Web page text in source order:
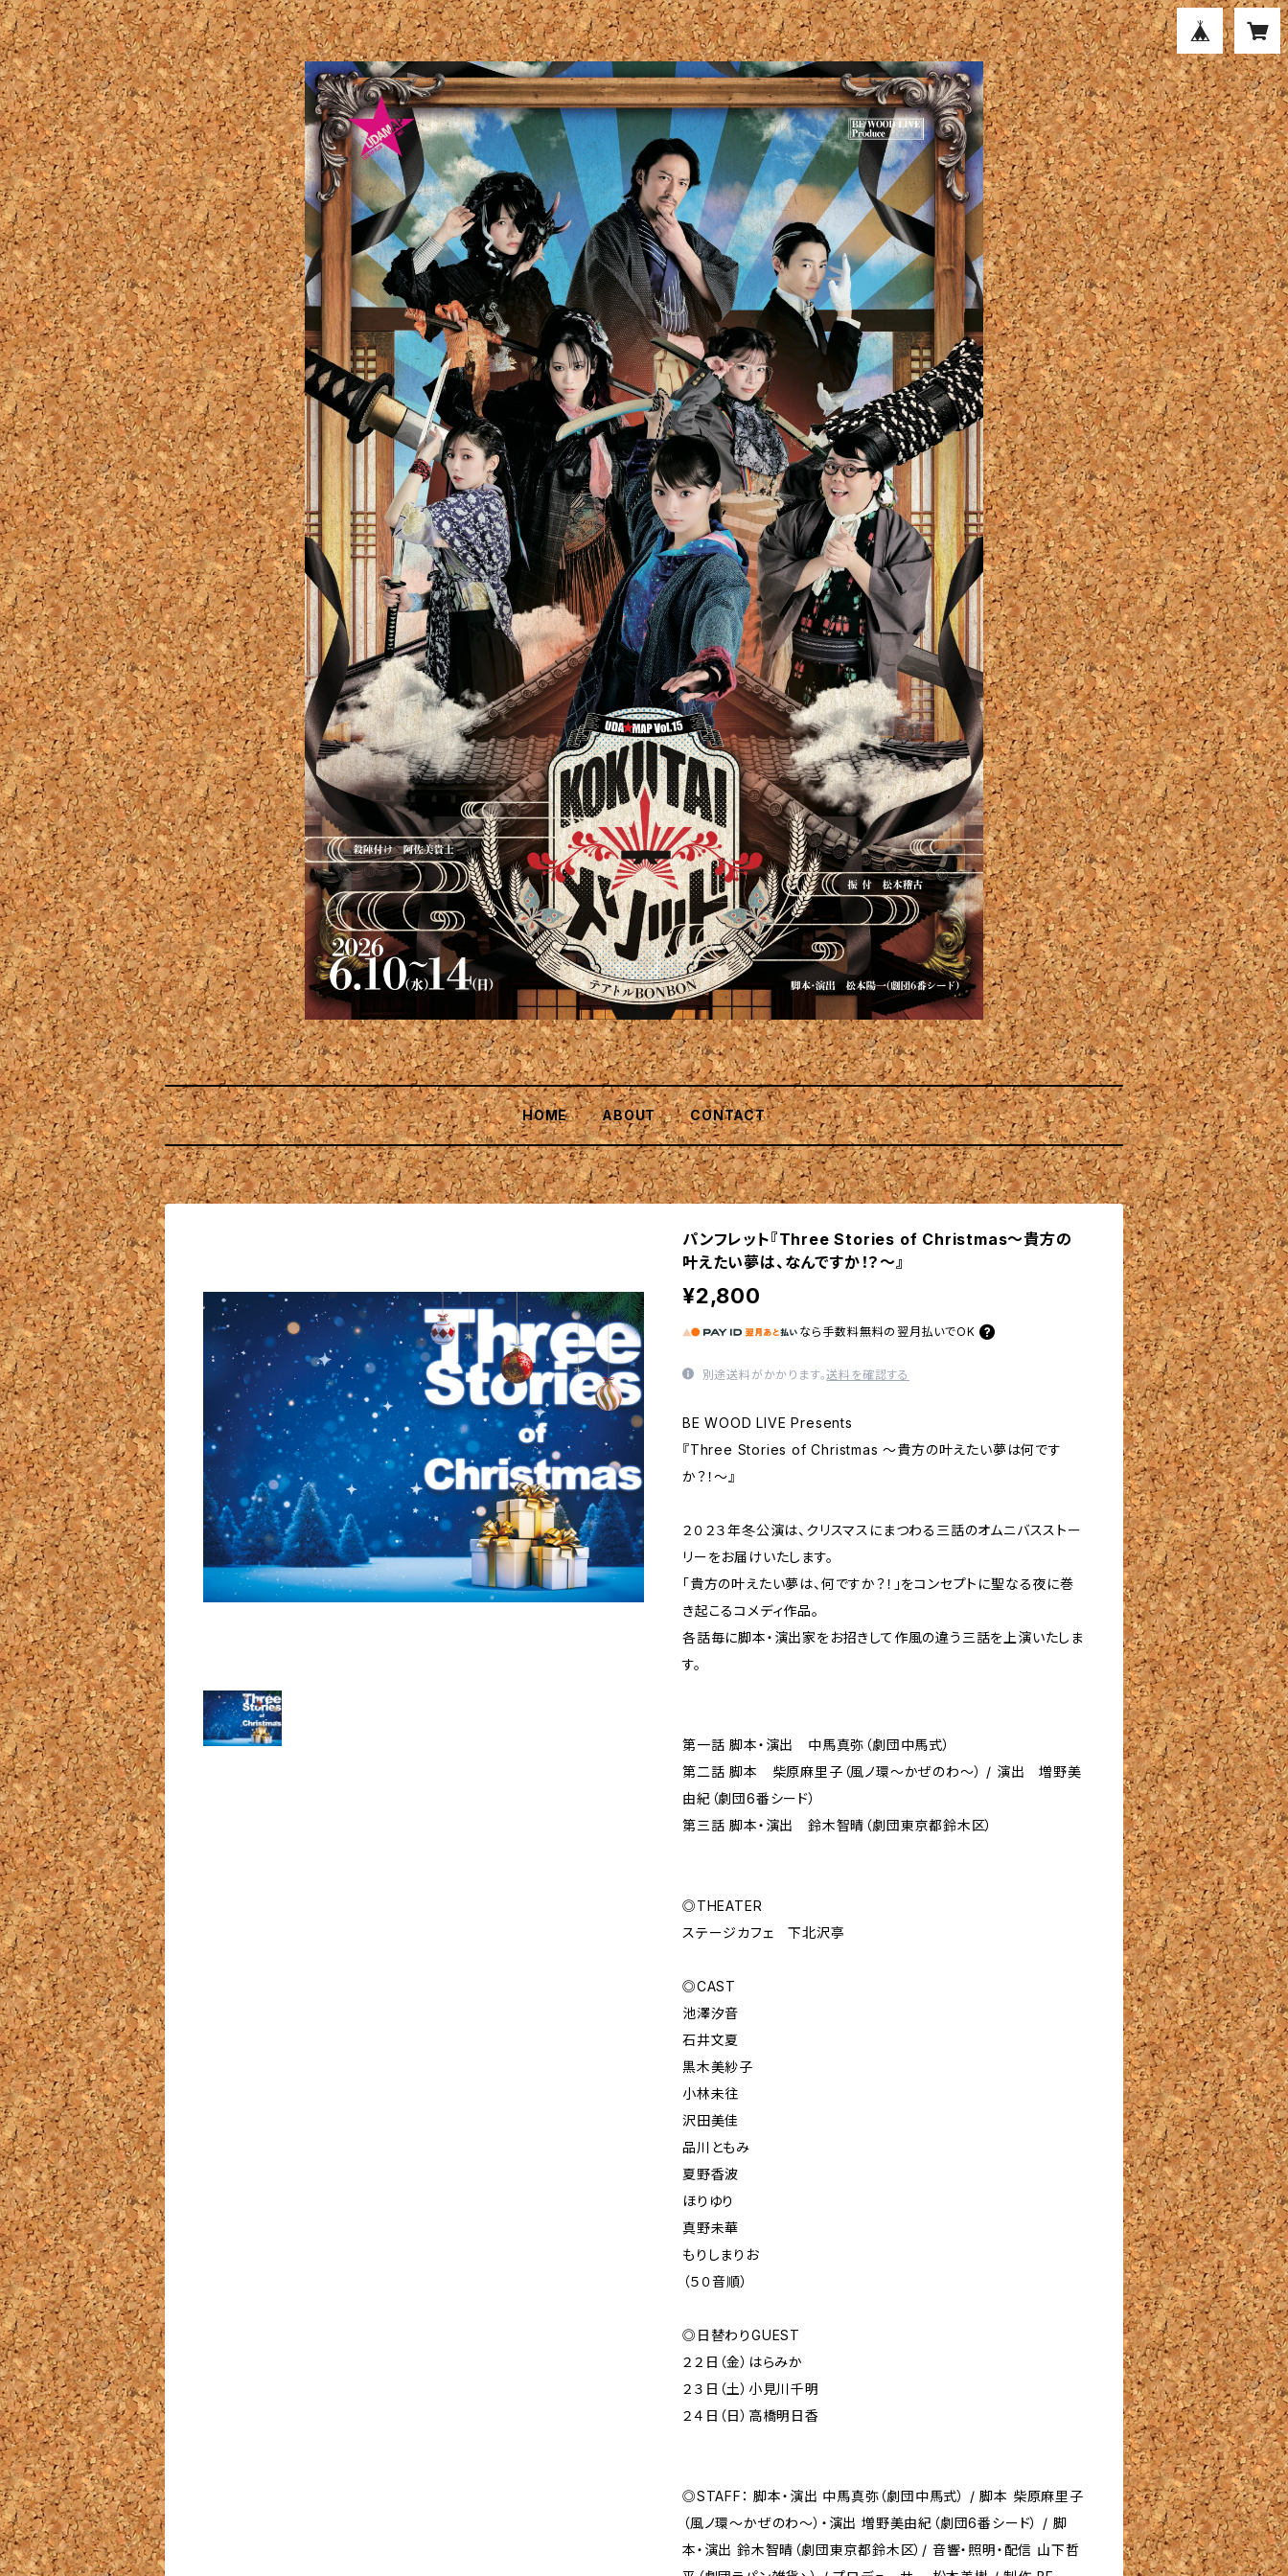
HOME ABOUT CONTACT
パンフレット『Three Stories of Christmas〜貴方の
叶えたい夢は、なんですか！？〜』
¥2,800
なら 手数料無料の 翌月払いでOK
別途送料がかかります。送料を確認する
BE WOOD LIVE Presents
『Three Stories of Christmas 〜貴方の叶えたい夢は何です
か？！〜』
２０２３年冬公演は、クリスマスにまつわる三話のオムニバスストー
リーをお届けいたします。
「貴方の叶えたい夢は、何ですか？！」をコンセプトに聖なる夜に巻
き起こるコメディ作品。
各話毎に脚本・演出家をお招きして作風の違う三話を上演いたしま
す。
第一話 脚本・演出 中馬真弥（劇団中馬式）
第二話 脚本 柴原麻里子（風ノ環〜かぜのわ〜） / 演出 増野美
由紀（劇団6番シード）
第三話 脚本・演出 鈴木智晴（劇団東京都鈴木区）
◎THEATER
ステージカフェ 下北沢亭
◎CAST
池澤汐音
石井文夏
黒木美紗子
小林未往
沢田美佳
品川ともみ
夏野香波
ほりゆり
真野未華
もりしまりお
（５０音順）
◎日替わりGUEST
２２日（金）はらみか
２３日（土）小見川千明
２４日（日）高橋明日香
◎STAFF： 脚本・演出 中馬真弥（劇団中馬式） / 脚本 柴原麻里子
（風ノ環〜かぜのわ〜）・演出 増野美由紀（劇団6番シード） / 脚
本・演出 鈴木智晴（劇団東京都鈴木区）/ 音響・照明・配信 山下哲